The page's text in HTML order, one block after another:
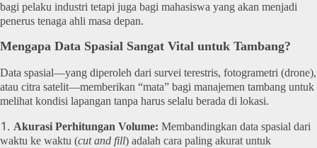
bagi pelaku industri tetapi juga bagi mahasiswa yang akan menjadi
penerus tenaga ahli masa depan.
Mengapa Data Spasial Sangat Vital untuk Tambang?
Data spasial—yang diperoleh dari survei terestris, fotogrametri (drone),
atau citra satelit—memberikan “mata” bagi manajemen tambang untuk
melihat kondisi lapangan tanpa harus selalu berada di lokasi.
Akurasi Perhitungan Volume: Membandingkan data spasial dari
waktu ke waktu (cut and fill) adalah cara paling akurat untuk